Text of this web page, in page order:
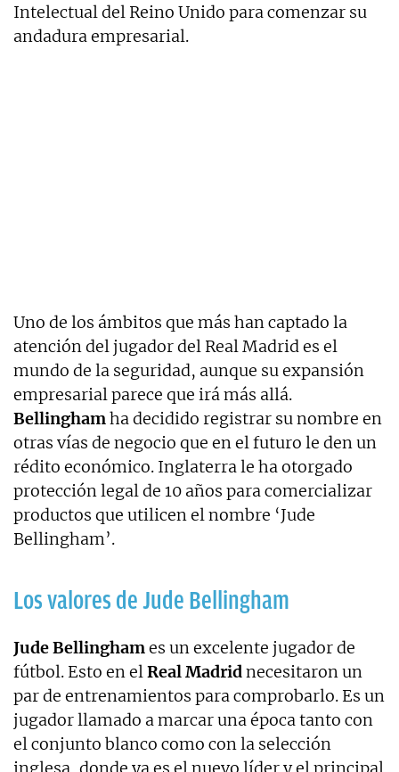
Intelectual del Reino Unido para comenzar su
andadura empresarial.
Uno de los ámbitos que más han captado la
atención del jugador del Real Madrid es el
mundo de la seguridad, aunque su expansión
empresarial parece que irá más allá.
Bellinghamha decidido registrar su nombre en
otras vías de negocio que en el futuro le den un
rédito económico. Inglaterra le ha otorgado
protección legal de 10 años para comercializar
productos que utilicen el nombre ‘Jude
Bellingham’.
Los valores de Jude Bellingham
Jude Bellinghames un excelente jugador de
fútbol. Esto en elReal Madridnecesitaron un
par de entrenamientos para comprobarlo. Es un
jugador llamado a marcar una época tanto con
el conjunto blanco como con la selección
inglesa, donde ya es el nuevo líder y el principal